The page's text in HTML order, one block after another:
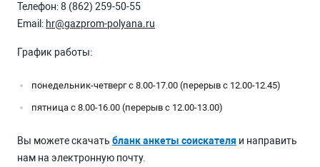
Телефон:8 (862) 259-50-55
Email: hr@gazprom-polyana.ru
График работы:
понедельник-четверг с 8.00-17.00 (перерыв с 12.00-12.45)
пятница с 8.00-16.00 (перерыв с 12.00-13.00)
Вы можете скачать бланк анкеты соискателя и направить
нам на электронную почту.